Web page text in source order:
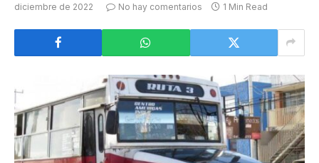
diciembre de 2022
No hay comentarios 1 Min Read